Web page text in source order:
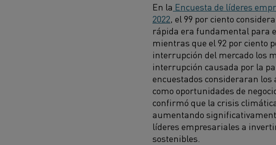
En la Encuesta de líderes
2022, el 99 por ciento
rápida era fundamental para
mientras que el 92 por ciento
interrupción del mercado los
interrupción causada por la
encuestados consideraran los
como oportunidades de
confirmó que la crisis
aumentando
líderes empresariales a
sostenibles.